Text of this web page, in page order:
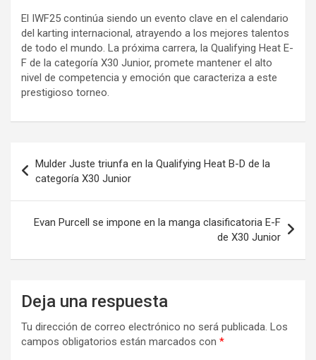
El IWF25 continúa siendo un evento clave en el calendario
del karting internacional, atrayendo a los mejores talentos
de todo el mundo. La próxima carrera, la Qualifying Heat E-
F de la categoría X30 Junior, promete mantener el alto
nivel de competencia y emoción que caracteriza a este
prestigioso torneo.
de
entradas
Mulder Juste triunfa en la Qualifying Heat B-D de la
categoría X30 Junior
Evan Purcell se impone en la manga clasificatoria E-F
de X30 Junior
Deja una respuesta
Tu dirección de correo electrónico no será publicada. Los
campos obligatorios están marcados con *